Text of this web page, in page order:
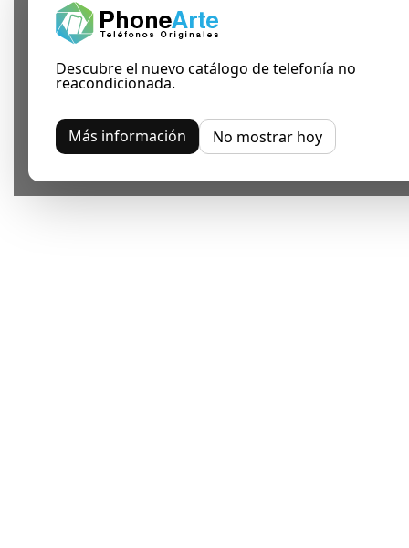
Descubre el nuevo catálogo de telefonía no
reacondicionada.
Más información No mostrar hoy